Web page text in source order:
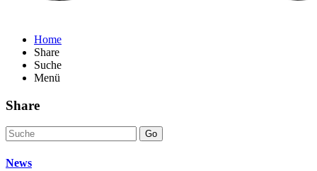
Home
Share
Suche
Menü
Share
Go
News